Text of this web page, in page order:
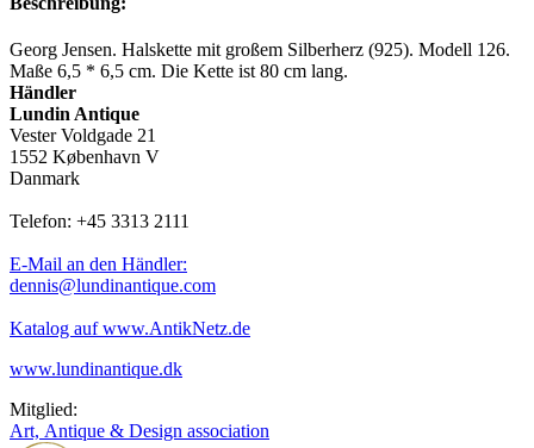
Georg Jensen. Halskette mit großem Silberherz (925). Modell 126.
Maße 6,5 * 6,5 cm. Die Kette ist 80 cm lang.
Händler
Lundin Antique
Vester Voldgade 21
1552 København V
Danmark
Telefon: +45 3313 2111
E-Mail an den Händler:
dennis@lundinantique.com
Katalog auf www.AntikNetz.de
www.lundinantique.dk
Mitglied:
Art, Antique & Design association